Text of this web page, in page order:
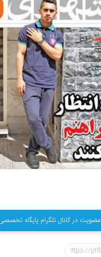
عضویت در کانال تلگرام پایگاه